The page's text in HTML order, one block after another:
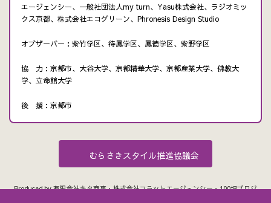
エージェンシー、一般社団法人my turn、Yasu株式会社、ラジオミッ
クス京都、株式会社エコグリーン、Phronesis Design Studio
オブザーバー：紫竹学区、待鳳学区、鳳徳学区、紫野学区
協 力：京都市、大谷大学、京都精華大学、京都産業大学、佛教大
学、立命館大学
後 援：京都市
むらさきスタイル推進協議会
Produced by 有限会社キタ商事・株式会社フラットエージェンシー・100坪プロジ